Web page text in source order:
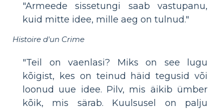
"Armeede sissetungi saab vastupanu,
kuid mitte idee, mille aeg on tulnud."
Histoire d'un Crime
"Teil on vaenlasi? Miks on see lugu
kõigist, kes on teinud häid tegusid või
loonud uue idee. Pilv, mis äikib ümber
kõik, mis särab. Kuulsusel on palju